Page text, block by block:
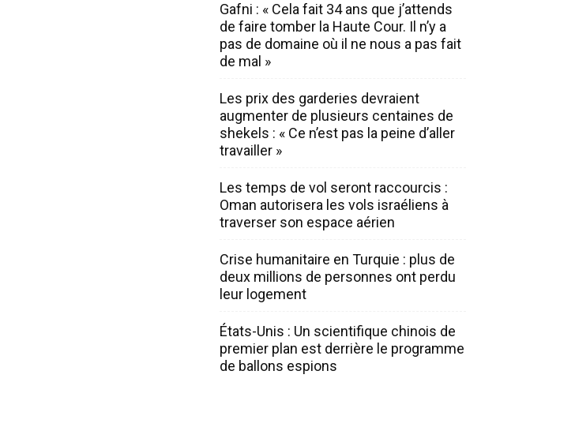
Gafni : « Cela fait 34 ans que j’attends
de faire tomber la Haute Cour. Il n’y a
pas de domaine où il ne nous a pas fait
de mal »
Les prix des garderies devraient
augmenter de plusieurs centaines de
shekels : « Ce n’est pas la peine d’aller
travailler »
Les temps de vol seront raccourcis :
Oman autorisera les vols israéliens à
traverser son espace aérien
Crise humanitaire en Turquie : plus de
deux millions de personnes ont perdu
leur logement
États-Unis : Un scientifique chinois de
premier plan est derrière le programme
de ballons espions